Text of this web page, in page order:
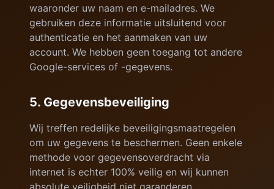
waaronder uw naam en e-mailadres. We
gebruiken deze informatie uitsluitend voor
authenticatie en het aanmaken van uw
account. We hebben geen toegang tot andere
Google-services of -gegevens.
5. Gegevensbeveiliging
Wij treffen redelijke beveiligingsmaatregelen
om uw gegevens te beschermen. Geen enkele
methode voor gegevensoverdracht via
internet is echter 100% veilig en wij kunnen
absolute veiligheid niet garanderen.